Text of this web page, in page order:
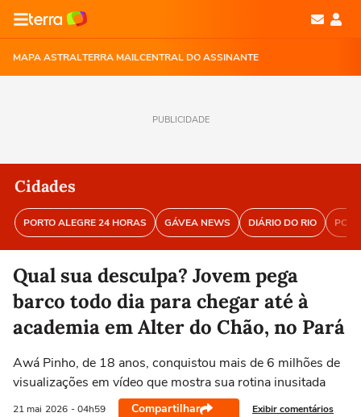
MAPA ASTRALTERRA MAILCENTRAL DO ASSINANTE
PUBLICIDADE
Cidades
PORTO ALEGRE 24 HORAS GÁVEA NEWS DIÁRIO DO RIO
Qual sua desculpa? Jovem pega
barco todo dia para chegar até à
academia em Alter do Chão, no Pará
Awá Pinho, de 18 anos, conquistou mais de 6 milhões de
visualizações em vídeo que mostra sua rotina inusitada
21 mai 2026 - 04h59 Compartilhar Exibir comentários